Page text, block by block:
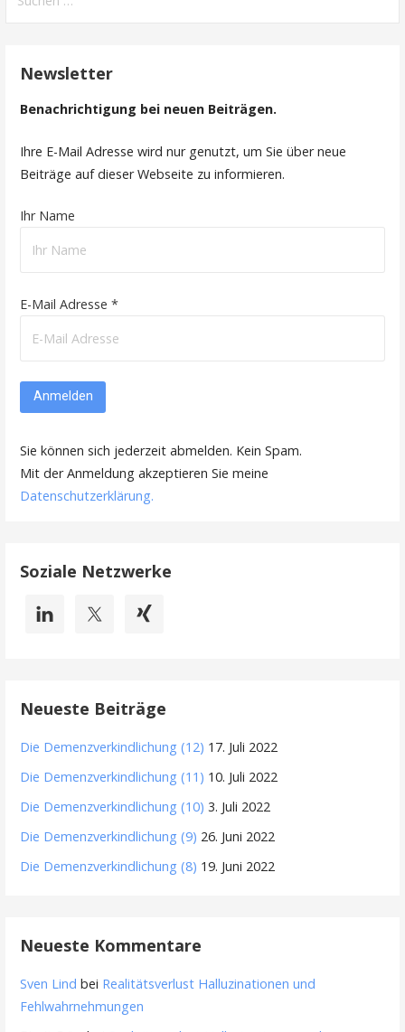
nach:
Newsletter
Benachrichtigung bei neuen Beiträgen.
Ihre E-Mail Adresse wird nur genutzt, um Sie über neue
Beiträge auf dieser Webseite zu informieren.
Ihr Name
E-Mail Adresse *
Sie können sich jederzeit abmelden. Kein Spam.
Mit der Anmeldung akzeptieren Sie meine
Datenschutzerklärung.
Soziale Netzwerke
Neueste Beiträge
Die Demenzverkindlichung (12) 17. Juli 2022
Die Demenzverkindlichung (11) 10. Juli 2022
Die Demenzverkindlichung (10) 3. Juli 2022
Die Demenzverkindlichung (9) 26. Juni 2022
Die Demenzverkindlichung (8) 19. Juni 2022
Neueste Kommentare
Sven Lind bei Realitätsverlust Halluzinationen und
Fehlwahrnehmungen